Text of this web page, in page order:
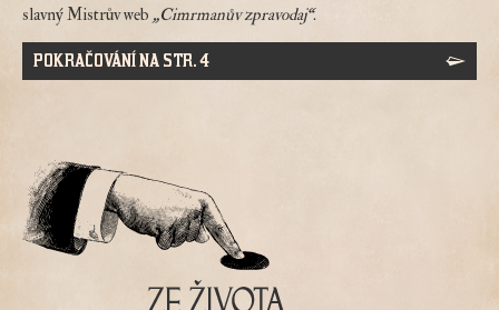
slavný Mistrův web „Cimrmanův zpravodaj“.
POKRAČOVÁNÍ NA STR. 4